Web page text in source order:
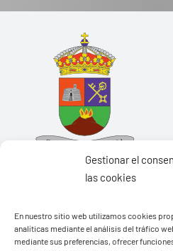
Gestionar el
las cookies
En nuestro sitio web utilizamos cookies
analíticas mediante el análisis del tráfico
mediante sus preferencias, ofrecer
Ayuntamiento de Yaiza